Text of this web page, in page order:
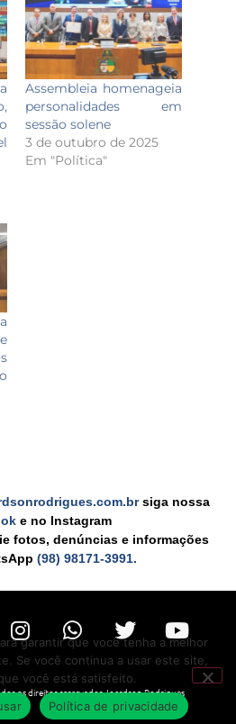
Assembleia homenageia
personalidades em
sessão solene
3 de outubro de 2025
Em "Política"
siga nossa
e no Instagram
fotos, denúncias e informações
(98) 98171-3991.
os direitos reservados Joerdson Rodrigues
garantir que você tenha a melhor
Se você continua a usar este site,
você está satisfeito.
Política de privacidade